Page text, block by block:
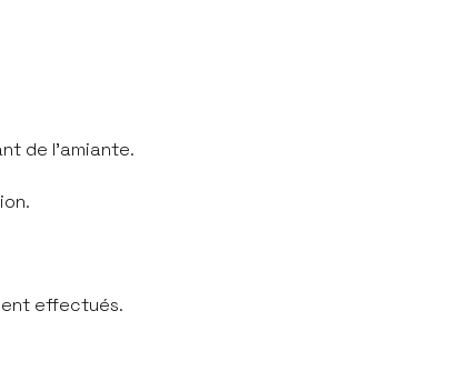
de l'amiante.
effectués.